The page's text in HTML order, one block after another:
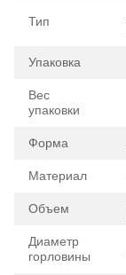
Тип
Упаковка
Вес
упаковки
Форма
Материал
Объем
Диаметр
горловины